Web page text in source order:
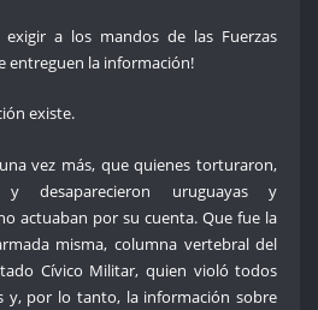
exigir a los mandos de las Fuerzas
entreguen la información!
existe.
vez más, que quienes torturaron,
y desaparecieron uruguayas y
actuaban por su cuenta. Que fue la
misma, columna vertebral del
Cívico Militar, quien violó todos
y, por lo tanto, la información sobre